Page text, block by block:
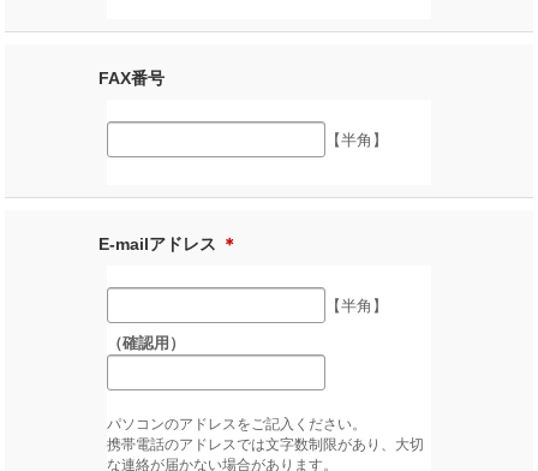
FAX番号
【半角】
E-mailアドレス ＊
【半角】
（確認用）
パソコンのアドレスをご記入ください。
携帯電話のアドレスでは文字数制限があり、大切
な連絡が届かない場合があります。